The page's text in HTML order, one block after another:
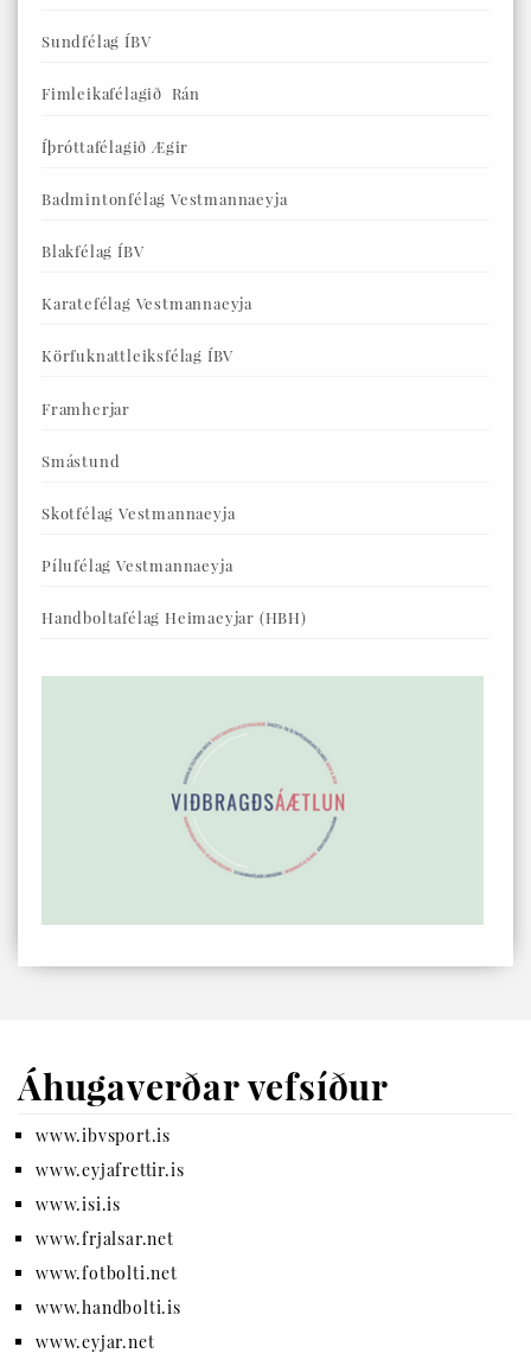
Sundfélag ÍBV
Fimleikafélagið Rán
Íþróttafélagið Ægir
Badmintonfélag Vestmannaeyja
Blakfélag ÍBV
Karatefélag Vestmannaeyja
Körfuknattleiksfélag ÍBV
Framherjar
Smástund
Skotfélag Vestmannaeyja
Pílufélag Vestmannaeyja
Handboltafélag Heimaeyjar (HBH)
Áhugaverðar vefsíður
www.ibvsport.is
www.eyjafrettir.is
www.isi.is
www.frjalsar.net
www.fotbolti.net
www.handbolti.is
www.eyjar.net